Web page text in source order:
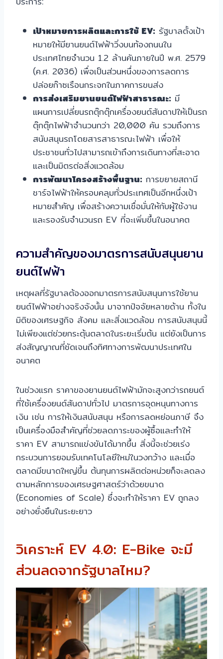
เป้าหมายการผลิตและการใช้ EV: รัฐบาลตั้งเป้า
หมายให้มียานยนต์ไฟฟ้าวิ่งบนท้องถนนใน
ประเทศไทยจำนวน 1.2 ล้านคันภายในปี พ.ศ. 2579
(ค.ศ. 2036) เพื่อเป็นส่วนหนึ่งของการลดการ
ปล่อยก๊าซเรือนกระจกในภาคการขนส่ง
การส่งเสริมยานยนต์ไฟฟ้าสาธารณะ: มี
แผนการเปลี่ยนรถตุ๊กตุ๊กเครื่องยนต์สันดาปให้เป็นรถ
ตุ๊กตุ๊กไฟฟ้าจำนวนกว่า 20,000 คัน รวมถึงการ
สนับสนุนรถโดยสารสาธารณะไฟฟ้า เพื่อให้
ประชาชนทั่วไปสามารถเข้าถึงการเดินทางที่สะอาด
และเป็นมิตรต่อสิ่งแวดล้อม
การพัฒนาโครงสร้างพื้นฐาน: การขยายสถานี
ชาร์จไฟฟ้าให้ครอบคลุมทั่วประเทศเป็นอีกหนึ่งเป้า
หมายสำคัญ เพื่อสร้างความเชื่อมั่นให้กับผู้ใช้งาน
และรองรับจำนวนรถ EV ที่จะเพิ่มขึ้นในอนาคต
ความสำคัญของมาตรการสนับสนุนยาน
ยนต์ไฟฟ้า
เหตุผลที่รัฐบาลต้องออกมาตรการสนับสนุนการใช้ยาน
ยนต์ไฟฟ้าอย่างจริงจังนั้น มาจากปัจจัยหลายด้าน ทั้งใน
มิติของเศรษฐกิจ สังคม และสิ่งแวดล้อม การสนับสนุนนี้
ไม่เพียงแต่ช่วยกระตุ้นตลาดในระยะเริ่มต้น แต่ยังเป็นการ
ส่งสัญญาณที่ชัดเจนถึงทิศทางการพัฒนาประเทศใน
อนาคต
ในช่วงแรก ราคาของยานยนต์ไฟฟ้ามักจะสูงกว่ารถยนต์
ที่ใช้เครื่องยนต์สันดาปทั่วไป มาตรการอุดหนุนทางการ
เงิน เช่น การให้เงินสนับสนุน หรือการลดหย่อนภาษี จึง
เป็นเครื่องมือสำคัญที่ช่วยลดภาระของผู้ซื้อและทำให้
ราคา EV สามารถแข่งขันได้มากขึ้น สิ่งนี้จะช่วยเร่ง
กระบวนการยอมรับเทคโนโลยีใหม่ในวงกว้าง และเมื่อ
ตลาดมีขนาดใหญ่ขึ้น ต้นทุนการผลิตต่อหน่วยก็จะลดลง
ตามหลักการของเศรษฐศาสตร์ว่าด้วยขนาด
(Economies of Scale) ซึ่งจะทำให้ราคา EV ถูกลง
อย่างยั่งยืนในระยะยาว
วิเคราะห์ EV 4.0: E-Bike จะมี
ส่วนลดจากรัฐบาลไหม?